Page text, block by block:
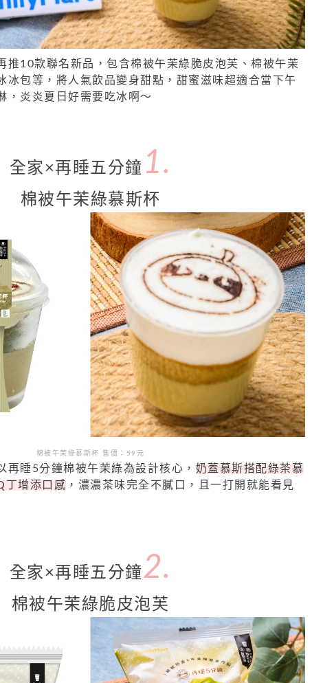
推10款聯名新品，包含棉被午茉綠脆皮泡芙、棉被午茉
冰包等，將人氣飲品變身甜點，甜蜜滋味超適合當下午
，炎炎夏日好需要吃冰啊～
全家×再睡五分鐘 1.
棉被午茉綠慕斯杯
棉被午茉綠慕斯杯 售 價： 59 元
再睡5分鐘棉被午茉綠為設計核心， 奶蓋慕斯搭配綠茶慕
丁增添口感 ，濃濃茶味完全不膩口，且一打開就能看見
全家×再睡五分鐘2.
棉被午茉綠脆皮泡芙